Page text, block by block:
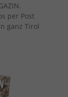
per Post
ganz Tirol